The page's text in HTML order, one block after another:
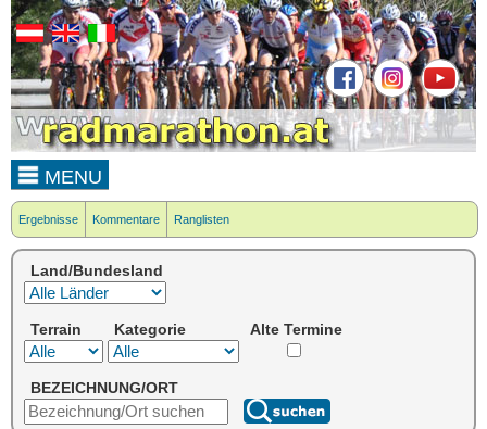
MENU
Ergebnisse Kommentare Ranglisten
Land/Bundesland
Terrain Kategorie Alte Termine
BEZEICHNUNG/ORT